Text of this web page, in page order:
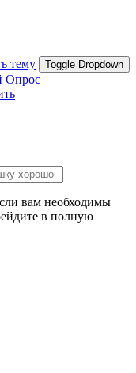
тему Toggle Dropdown
Опрос
вам необходимы
в полную